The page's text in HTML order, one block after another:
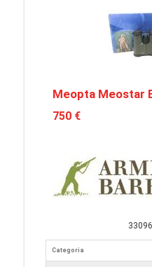
Meopta Meostar
750 €
Categoria